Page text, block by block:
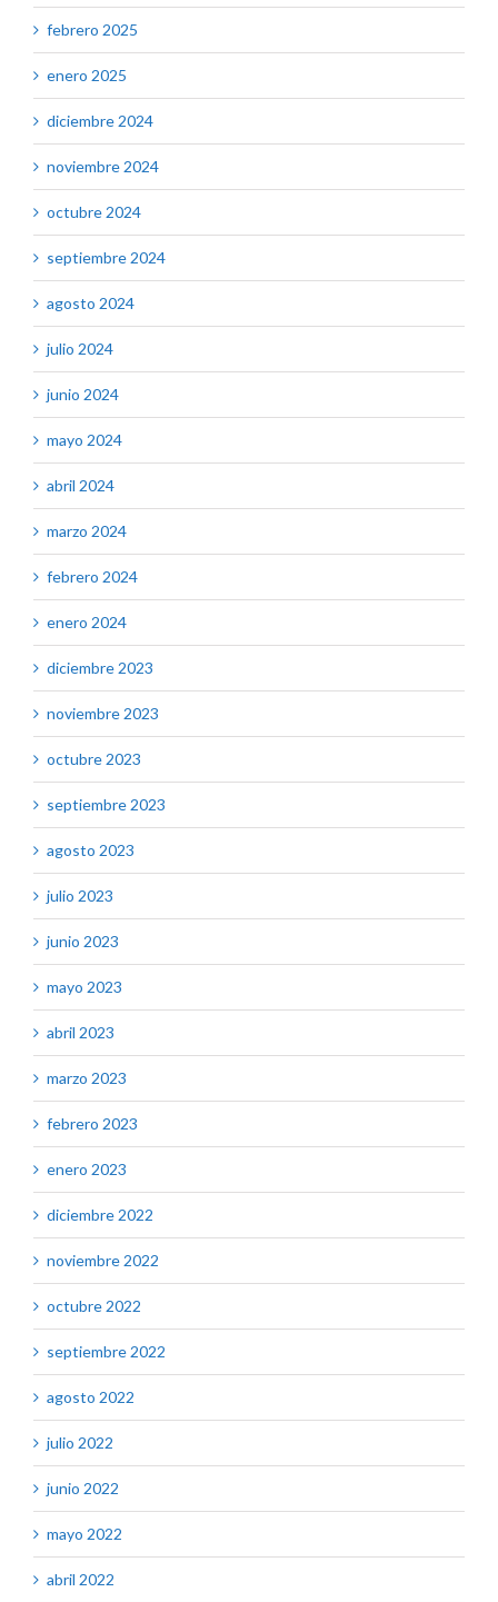
febrero 2025
enero 2025
diciembre 2024
noviembre 2024
octubre 2024
septiembre 2024
agosto 2024
julio 2024
junio 2024
mayo 2024
abril 2024
marzo 2024
febrero 2024
enero 2024
diciembre 2023
noviembre 2023
octubre 2023
septiembre 2023
agosto 2023
julio 2023
junio 2023
mayo 2023
abril 2023
marzo 2023
febrero 2023
enero 2023
diciembre 2022
noviembre 2022
octubre 2022
septiembre 2022
agosto 2022
julio 2022
junio 2022
mayo 2022
abril 2022